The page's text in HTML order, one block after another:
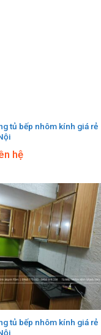
tủ bếp nhôm kính giá rẻ
hệ
tủ bếp nhôm kính giá rẻ